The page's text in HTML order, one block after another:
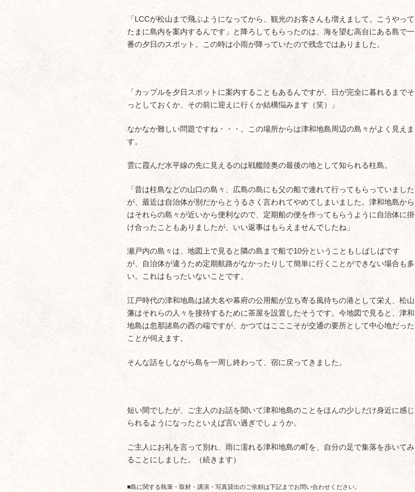
「LCCが松山まで飛ぶようになってから、観光のお客さんも増えまして。こうやって
たまに島内を案内するんです」と降ろしてもらったのは、海を望む高台にある島で一
番の夕日のスポット。この時は小雨が降っていたので残念ではありました。
「カップルを夕日スポットに案内することもあるんですが、日が完全に暮れるまでそ
っとしておくか、その前に迎えに行くか結構悩みます（笑）」
なかなか難しい問題ですね・・・。この場所からは津和地島周辺の島々がよく見えま
す。
雲に霞んだ水平線の先に見えるのは戦艦陸奥の最後の地として知られる柱島。
「昔は柱島などの山口の島々、広島の島にも父の船で連れて行ってもらっていました
が、最近は自治体が別だからとうるさく言われてやめてしまいました。津和地島から
はそれらの島々が近いから便利なので、定期船の便を作ってもらうように自治体に掛
け合ったこともありましたが、いい返事はもらえませんでしたね」
瀬戸内の島々は、地図上で見ると隣の島まで船で10分ということもしばしばです
が、自治体が違うため定期航路がなかったりして簡単に行くことができない場合も多
い。これはもったいないことです。
江戸時代の津和地島は諸大名や幕府の公用船が立ち寄る風待ちの港として栄え、松山
藩はそれらの人々を接待するために茶屋を設置したそうです。今地図で見ると、津和
地島は忽那諸島の西の端ですが、かつてはこここそが交通の要所として中心地だった
ことが伺えます。
そんな話をしながら島を一周し終わって、宿に戻ってきました。
短い間でしたが、ご主人のお話を聞いて津和地島のことをほんの少しだけ身近に感じ
られるようになったといえば言い過ぎでしょうか。
ご主人にお礼を言って別れ、雨に濡れる津和地島の町を、自分の足で集落を歩いてみ
ることにしました。（続きます）
■島に関する執筆・取材・講演・写真貸出のご依頼は下記までお問い合わせください。